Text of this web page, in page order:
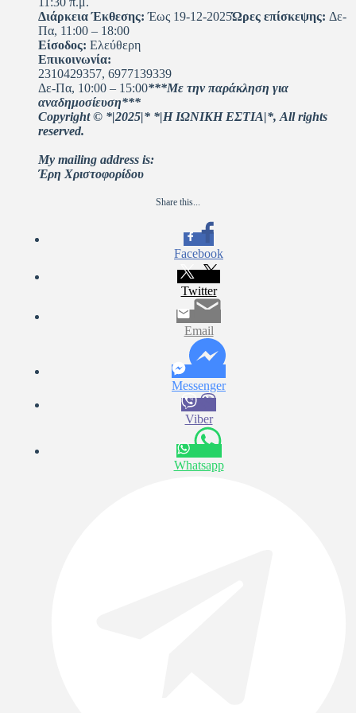
Διάρκεια Έκθεσης: Έως 19-12-2025Ώρες επίσκεψης: Δε-
Πα, 11:00 – 18:00
Είσοδος: Ελεύθερη
Επικοινωνία:
2310429357, 6977139339
Δε-Πα, 10:00 – 15:00***Με την παράκληση για
αναδημοσίευση***
Copyright © *|2025|* *|Η ΙΩΝΙΚΗ ΕΣΤΙΑ|*, All rights
reserved.
My mailing address is:
Έρη Χριστοφορίδου
Share this...
Facebook
Twitter
Email
Messenger
Viber
Whatsapp